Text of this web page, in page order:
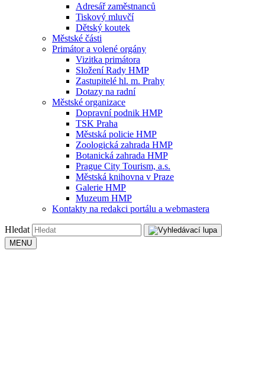
Adresář zaměstnanců
Tiskový mluvčí
Dětský koutek
Městské části
Primátor a volené orgány
Vizitka primátora
Složení Rady HMP
Zastupitelé hl. m. Prahy
Dotazy na radní
Městské organizace
Dopravní podnik HMP
TSK Praha
Městská policie HMP
Zoologická zahrada HMP
Botanická zahrada HMP
Prague City Tourism, a.s.
Městská knihovna v Praze
Galerie HMP
Muzeum HMP
Kontakty na redakci portálu a webmastera
Hledat
MENU